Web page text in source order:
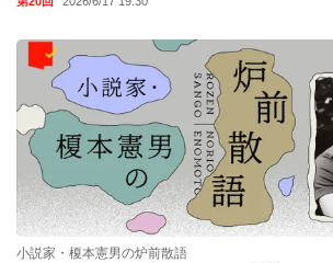
小説家・榎本憲男の炉前散語